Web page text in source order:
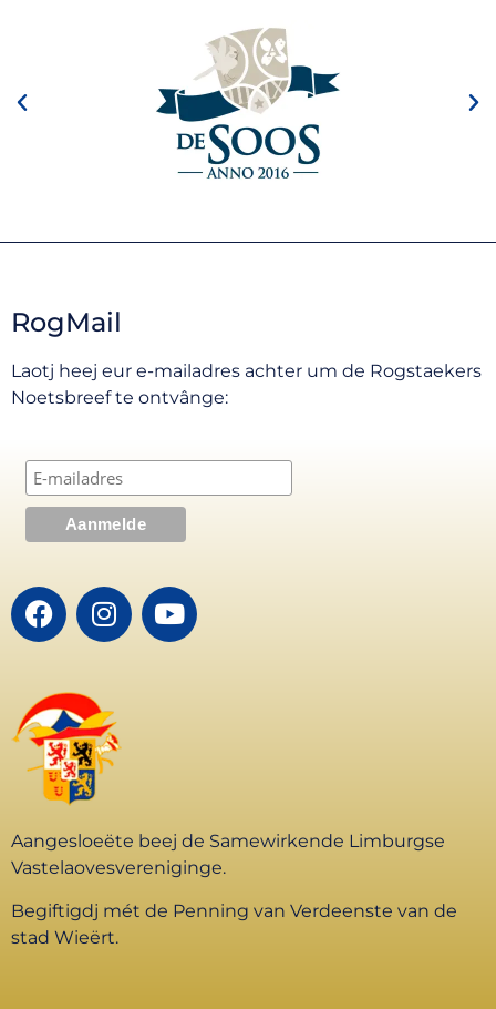
RogMail
Laotj heej eur e-mailadres achter um de Rogstaekers
Noetsbreef te ontvânge:
Aangesloeëte beej de Samewirkende Limburgse
Vastelaovesvereniginge.
Begiftigdj mét de Penning van Verdeenste van de
stad Wieërt.